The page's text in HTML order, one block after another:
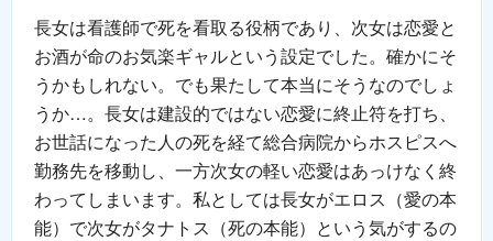
長女は看護師で死を看取る役柄であり、次女は恋愛と
お酒が命のお気楽ギャルという設定でした。確かにそ
うかもしれない。でも果たして本当にそうなのでしょ
うか…。長女は建設的ではない恋愛に終止符を打ち、
お世話になった人の死を経て総合病院からホスピスへ
勤務先を移動し、一方次女の軽い恋愛はあっけなく終
わってしまいます。私としては長女がエロス（愛の本
能）で次女がタナトス（死の本能）という気がするの